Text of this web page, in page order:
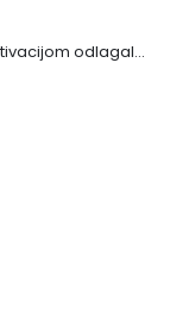
Zaštita životne sredine rekultivacijom odlagališta